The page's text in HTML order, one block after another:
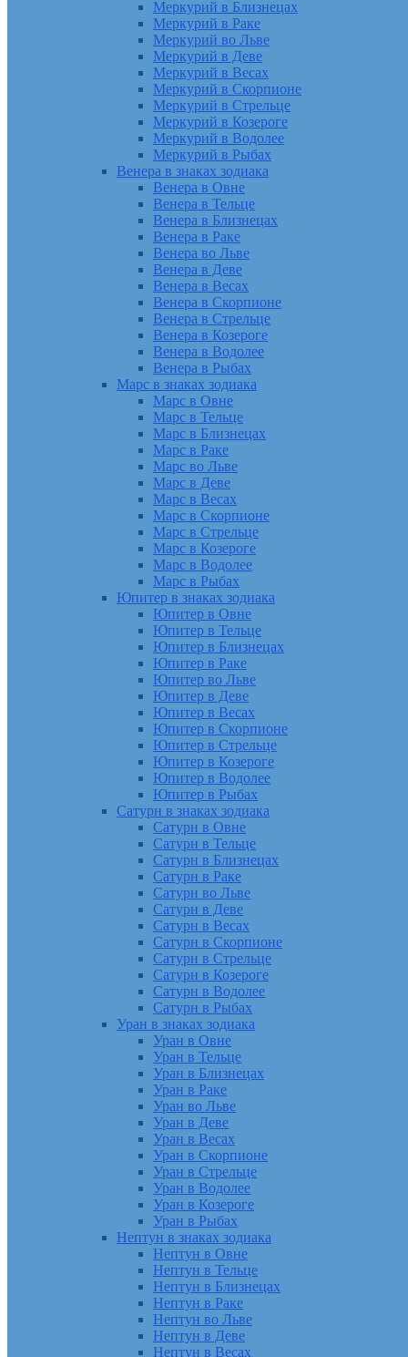
Меркурий в Близнецах
Меркурий в Раке
Меркурий во Льве
Меркурий в Деве
Меркурий в Весах
Меркурий в Скорпионе
Меркурий в Стрельце
Меркурий в Козероге
Меркурий в Водолее
Меркурий в Рыбах
Венера в знаках зодиака
Венера в Овне
Венера в Тельце
Венера в Близнецах
Венера в Раке
Венера во Льве
Венера в Деве
Венера в Весах
Венера в Скорпионе
Венера в Стрельце
Венера в Козероге
Венера в Водолее
Венера в Рыбах
Марс в знаках зодиака
Марс в Овне
Марс в Тельце
Марс в Близнецах
Марс в Раке
Марс во Льве
Марс в Деве
Марс в Весах
Марс в Скорпионе
Марс в Стрельце
Марс в Козероге
Марс в Водолее
Марс в Рыбах
Юпитер в знаках зодиака
Юпитер в Овне
Юпитер в Тельце
Юпитер в Близнецах
Юпитер в Раке
Юпитер во Льве
Юпитер в Деве
Юпитер в Весах
Юпитер в Скорпионе
Юпитер в Стрельце
Юпитер в Козероге
Юпитер в Водолее
Юпитер в Рыбах
Сатурн в знаках зодиака
Сатурн в Овне
Сатурн в Тельце
Сатурн в Близнецах
Сатурн в Раке
Сатурн во Льве
Сатурн в Деве
Сатурн в Весах
Сатурн в Скорпионе
Сатурн в Стрельце
Сатурн в Козероге
Сатурн в Водолее
Сатурн в Рыбах
Уран в знаках зодиака
Уран в Овне
Уран в Тельце
Уран в Близнецах
Уран в Раке
Уран во Льве
Уран в Деве
Уран в Весах
Уран в Скорпионе
Уран в Стрельце
Уран в Водолее
Уран в Козероге
Уран в Рыбах
Нептун в знаках зодиака
Нептун в Овне
Нептун в Тельце
Нептун в Близнецах
Нептун в Раке
Нептун во Льве
Нептун в Деве
Нептун в Весах